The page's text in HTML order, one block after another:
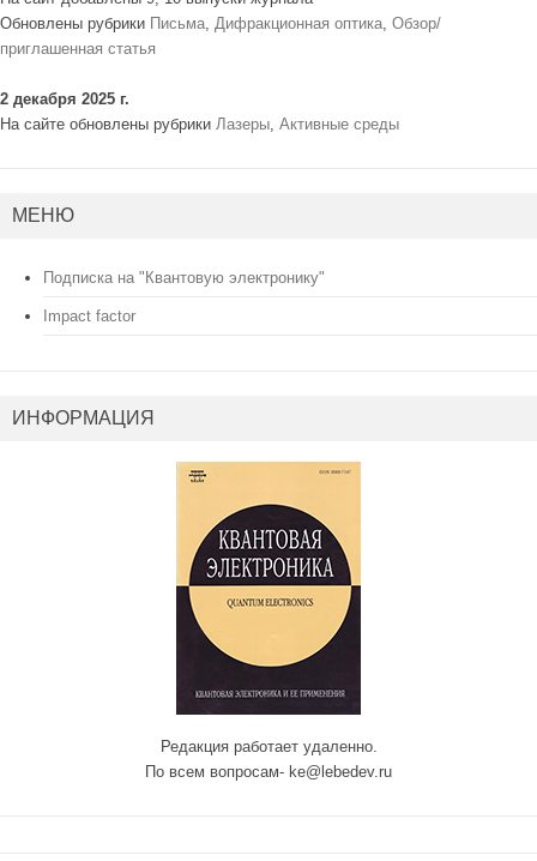
Обновлены рубрики Письма, Дифракционная оптика, Обзор/
приглашенная статья
2 декабря 2025 г.
На сайте обновлены рубрики Лазеры, Активные среды
МЕНЮ
Подписка на "Квантовую электронику"
Impact factor
ИНФОРМАЦИЯ
Редакция работает удаленно.
По всем вопросам- ke@lebedev.ru